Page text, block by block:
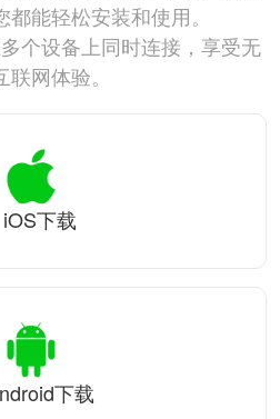
能轻松安装和使用。
个设备上同时连接，享受无
网体验。
iOS下载
下载